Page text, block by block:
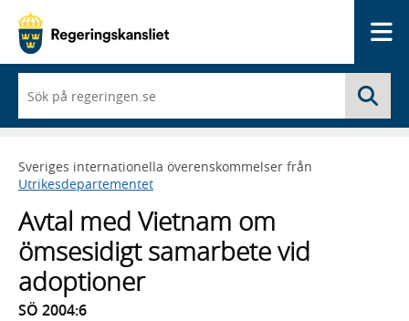
du
börjar
skriva
framträder
en
med
sökförslag
Sveriges internationella överenskommelser från
Utrikesdepartementet
Avtal med Vietnam om
ömsesidigt samarbete vid
adoptioner
SÖ 2004:6